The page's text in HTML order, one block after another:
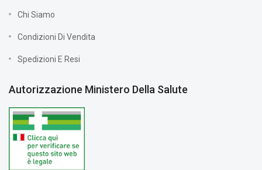
Chi Siamo
Condizioni Di Vendita
Spedizioni E Resi
Autorizzazione Ministero Della Salute